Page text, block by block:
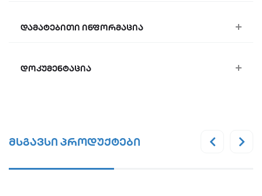
დამატებითი ინფორმაცია
დოკუმენტაცია
მსგავსი პროდუქტები